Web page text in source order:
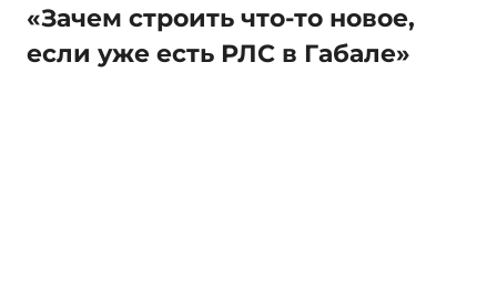
«Зачем строить что-то новое,
если уже есть РЛС в Габале»